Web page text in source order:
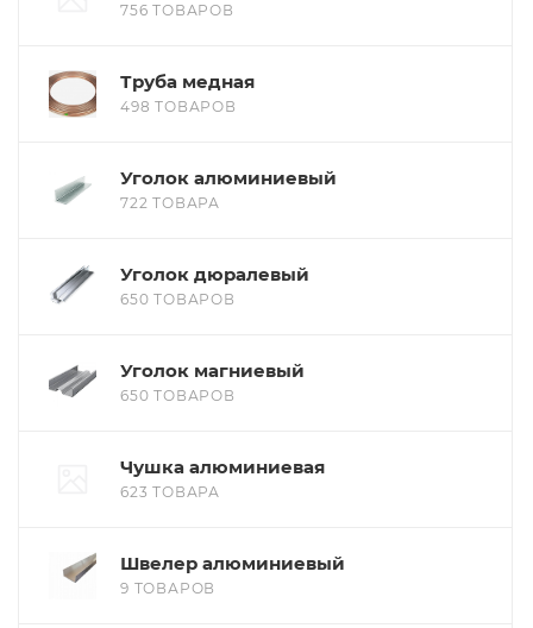
756 ТОВАРОВ
Труба медная
498 ТОВАРОВ
Уголок алюминиевый
722 ТОВАРА
Уголок дюралевый
650 ТОВАРОВ
Уголок магниевый
650 ТОВАРОВ
Чушка алюминиевая
623 ТОВАРА
Швелер алюминиевый
9 ТОВАРОВ